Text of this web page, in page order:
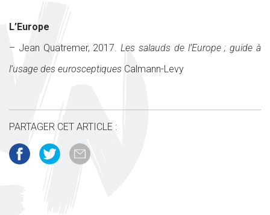
L’Europe
– Jean Quatremer, 2017.Les salauds de l’Europe ; guide à
l’usage des eurosceptiques Calmann-Levy
PARTAGER CET ARTICLE :